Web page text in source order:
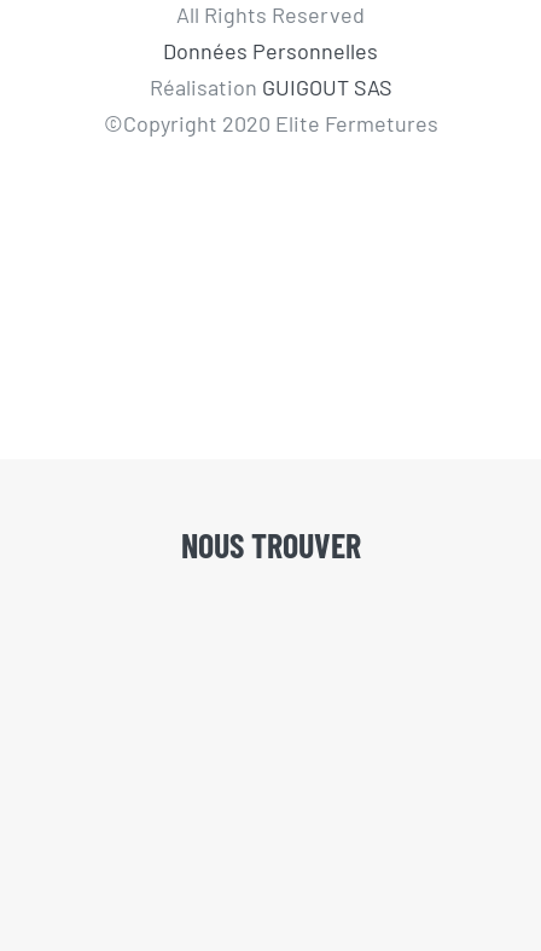
All Rights Reserved
Données Personnelles
Réalisation GUIGOUT SAS
©Copyright 2020 Elite Fermetures
NOUS TROUVER